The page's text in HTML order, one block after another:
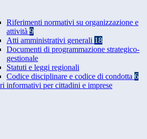
Riferimenti normativi su organizzazione e
attività 9
Atti amministrativi generali 18
Documenti di programmazione strategico-
gestionale
Statuti e leggi regionali
Codice disciplinare e codice di condotta 6
informativi per cittadini e imprese